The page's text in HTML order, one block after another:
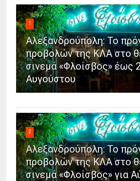
1
Αλεξανδρούπολη: Το
προβολών της ΚΛΑ στο
σινεμά «Φλοίσβος» έως 2
Αυγούστου
2
Αλεξανδρούπολη: Το
προβολών της ΚΛΑ στο
σινεμά «Φλοίσβος» για